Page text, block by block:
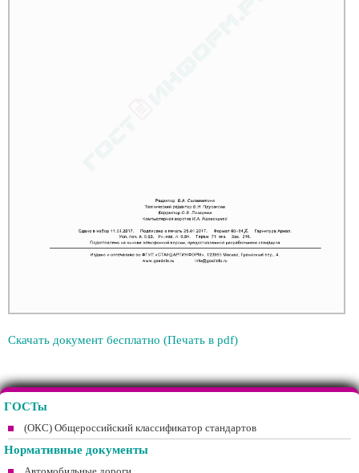
Скачать документ бесплатно (Печать в pdf)
ГОСТы
(ОКС) Общероссийский классификатор стандартов
Нормативные документы